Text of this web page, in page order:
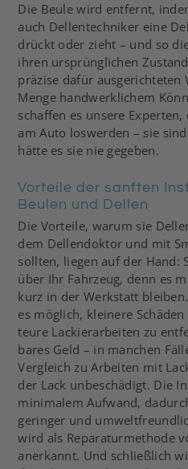
Die Beule wird entfernt,
auch Dellentechniker eine
drückt oder zieht – und so
ihren ursprünglichen
präzise dafür ausgerichteten
Menge handwerklichem
schaffen es unsere
am Auto loswerden – sie
hätte es sie nie gegeben.
Vorteile der sanften
Beulen und Dellen
Die Vorteile, warum sie
dem Dellendoktor und mit
sollten, liegen auf der Hand:
über Ihr Fahrzeug, denn es
kurz in der Werkstatt
es möglich, kleinere
teure Lackierarbeiten zu
bares Geld – in manchen
Vergleich zu Arbeiten mit
der Lack unbeschädigt. Die
minimalem Aufwand,
geringer und
wird als Reparaturmethode
anerkannt. Und schließlich